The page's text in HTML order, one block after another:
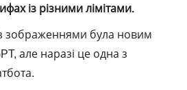
із різними лімітами.
зображеннями була новим
але наразі це одна з